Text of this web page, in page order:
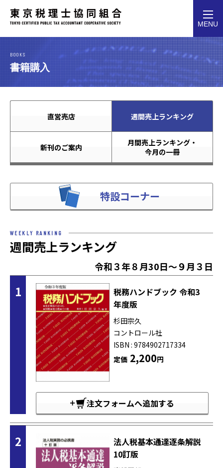
MENU
BOOKS
書籍購入
直営売店 週間売上ランキング
新刊のご案内
月間売上ランキング・
今月の一冊
特設コーナー
WEEKLY RANKING
週間売上ランキング
令和３年８月30日～９月３日
1
税務ハンドブック 令和3
年度版
杉田宗久
コントロール社
ISBN : 9784902717334
定価2,200円
注文フォームへ追加する
2
法人税基本通達逐条解説
10訂版